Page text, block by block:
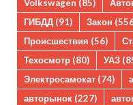
Volkswagen (85)
ГИБДД (91) Закон
Происшествия (56)
Техосмотр (80) УАЗ
Электросамокат (74)
авторынок (227)